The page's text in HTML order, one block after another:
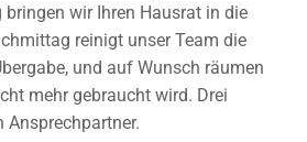
wir Ihren Hausrat in die
reinigt unser Team die
und auf Wunsch räumen
mehr gebraucht wird. Drei
Ansprechpartner.